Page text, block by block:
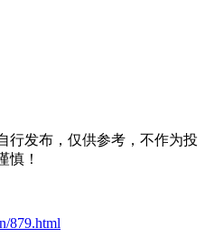
行发布，仅供参考，不作为投
慎！
879.html